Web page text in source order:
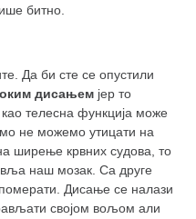
битно.
Да би сте се опустили
дисањем јер то
телесна функција може
не можемо утицати на
ширење крвних судова, то
наш мозак. Са друге
Дисање се налази
својом вољом али